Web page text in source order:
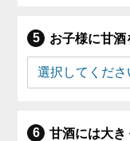
お子様に甘酒
甘酒には大